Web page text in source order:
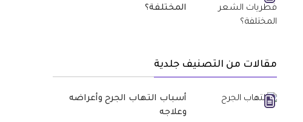
المختلفة؟
مقالات من التصنيف جلدية
أسباب التهاب الجرح وأعراضه
وعلاجه